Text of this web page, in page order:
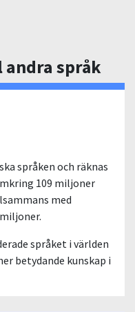
språk
språken och räknas
109 miljoner
med
språket i världen
betydande kunskap i